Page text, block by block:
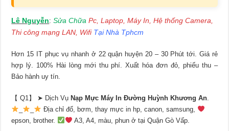
Lê Nguyễn:Sửa Chữa Pc, Laptop, Máy In, Hệ thống Camera,
Thi công mạng LAN, Wifi Tại Nhà Tphcm
Hơn 15 IT phục vụ nhanh ở 22 quận huyện 20 – 30 Phút tới. Giá rẻ
hợp lý. 100% Hài lòng mới thu phí. Xuất hóa đơn đỏ, phiếu thu –
Bảo hành uy tín.
【 Q1】 ➤ Dịch VụNạp Mực Máy In Đường Huỳnh Khương An
Địa chỉ đổ, bơm, thay mực in hp, canon, samsung,
epson, brother.
A3, A4, màu, phun ở tại Quận Gò Vấp.